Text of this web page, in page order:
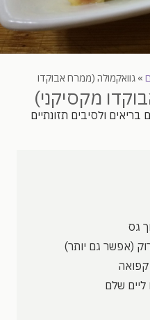
» גוואקמולה (ממרח אבוקדו
מקסיקני)
ולסיבים תזונתיים
גס
(אפשר גם יותר)
קפואה
ליים שלם